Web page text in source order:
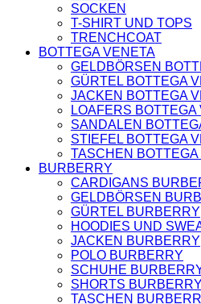
SCHALS
CHANEL
TASCHEN
SCHUHE
GÜRTEL
JACKEN
SCHALS
GELDBÖRSEN
BOTTEGA VENETA
TASCHEN
GELDBÖRSEN
GÜRTEL
JACKEN
LOAFERS
STIEFEL
SANDALEN
FENDI
TASCHEN
SOCKEN
T-SHIRT UND TOPS
TRENCHCOAT
BOTTEGA VENETA
GELDBÖRSEN
GÜRTEL BOTTEGA
JACKEN BOTTEGA
LOAFERS BOTTEGA
SANDALEN
STIEFEL BOTTEGA
TASCHEN
BURBERRY
CARDIGANS
GELDBÖRSEN
GÜRTEL BURBERRY
HOODIES UND
JACKEN BURBERRY
POLO BURBERRY
SCHUHE
SHORTS BURBERRY
TASCHEN